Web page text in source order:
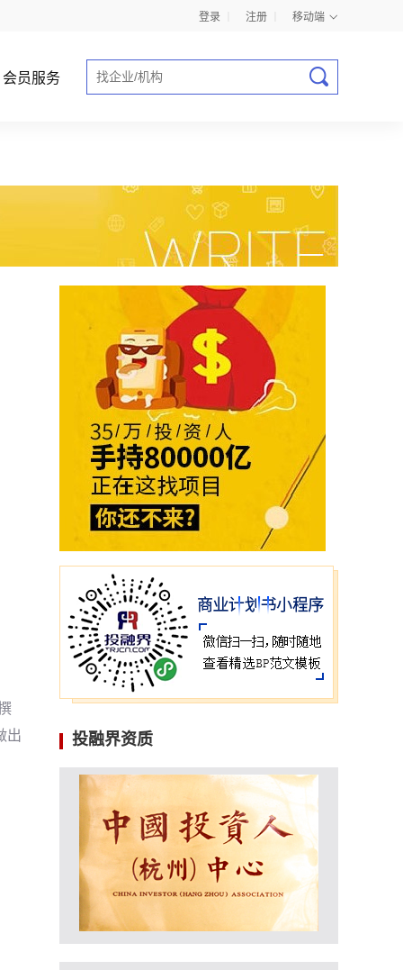
登录 注册 移动端
会员服务
商业计划书指导
出
投融界资质